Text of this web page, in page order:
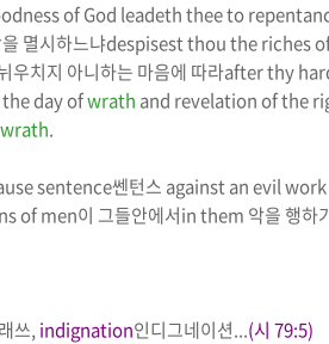
of God leadeth thee to
멸시하느냐despisest thou the riches
우치지 아니하는 마음에 따라after thy
day ofwrath and revelation of the
wrath.
sentence쎈턴스 against an evil
of men이 그들안에서in them 악을 행하
쓰, indignation인디그네이션...(시 79:5)